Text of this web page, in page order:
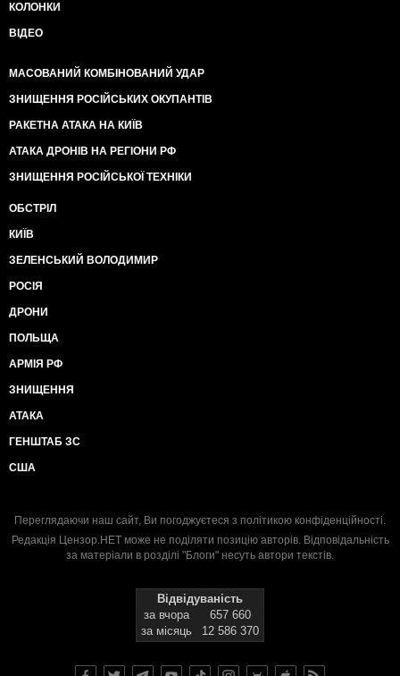
КОЛОНКИ
ВІДЕО
МАСОВАНИЙ КОМБІНОВАНИЙ УДАР
ЗНИЩЕННЯ РОСІЙСЬКИХ ОКУПАНТІВ
РАКЕТНА АТАКА НА КИЇВ
АТАКА ДРОНІВ НА РЕГІОНИ РФ
ЗНИЩЕННЯ РОСІЙСЬКОЇ ТЕХНІКИ
ОБСТРІЛ
КИЇВ
ЗЕЛЕНСЬКИЙ ВОЛОДИМИР
РОСІЯ
ДРОНИ
ПОЛЬЩА
АРМІЯ РФ
ЗНИЩЕННЯ
АТАКА
ГЕНШТАБ ЗС
США
Переглядаючи наш сайт, Ви погоджуєтеся з політикою конфіденційності.
Редакція Цензор.НЕТ може не поділяти позицію авторів. Відповідальність
за матеріали в розділі "Блоги" несуть автори текстів.
Відвідуваність
за вчора
657 660
за місяць
12 586 370